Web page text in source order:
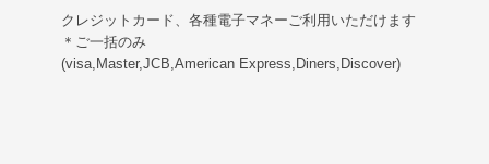
クレジットカード、各種電子マネーご利用いただけます
＊ご一括のみ
(visa,Master,JCB,American Express,Diners,Discover)